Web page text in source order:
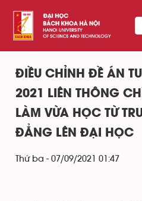
ĐIỀU CHỈNH ĐỀ ÁN
2021 LIÊN THÔNG
LÀM VỪA HỌC TỪ
ĐẲNG LÊN ĐẠI HỌC
Thứ ba - 07/09/2021 01:47